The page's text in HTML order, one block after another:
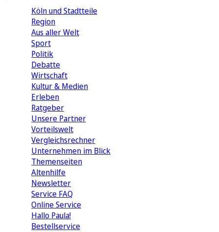
Köln und Stadtteile
Region
Aus aller Welt
Sport
Politik
Debatte
Wirtschaft
Kultur & Medien
Erleben
Ratgeber
Unsere Partner
Vorteilswelt
Vergleichsrechner
Unternehmen im Blick
Themenseiten
Altenhilfe
Newsletter
Service FAQ
Online Service
Hallo Paula!
Bestellservice